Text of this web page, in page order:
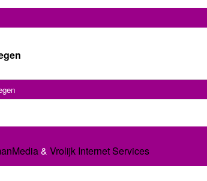
& Vrolijk Internet Services